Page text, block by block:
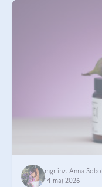
mgr inż. Anna Sobol
14 maj 2026